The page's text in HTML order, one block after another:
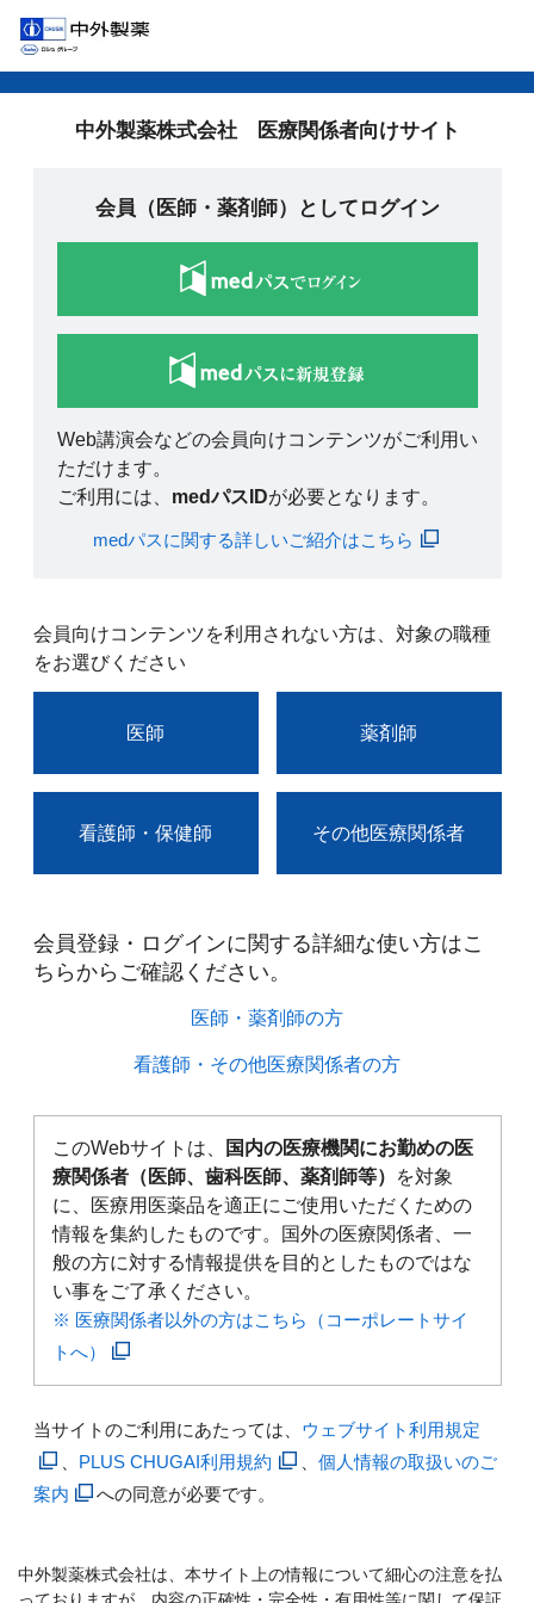
中外製薬株式会社 医療関係者向けサイト
会員（医師・薬剤師）としてログイン
Web講演会などの会員向けコンテンツがご利用い
ただけます。
ご利用には、 medパスIDが必要となります。
medパスに関する詳しいご紹介はこちら
会員向けコンテンツを利用されない方は、対象の職種
をお選びください
医師 薬剤師
看護師・保健師 その他医療関係者
会員登録・ログインに関する詳細な使い方はこ
ちらからご確認ください。​
医師・薬剤師の方​
看護師・その他医療関係者の方​
このWebサイトは、
国内の医療機関にお勤めの医
療関係者（医師、歯科医師、薬剤師等）
を対象
に、医療用医薬品を適正にご使用いただくための
情報を集約したものです。国外の医療関係者、一
般の方に対する情報提供を目的としたものではな
い事をご了承ください。
※ 医療関係者以外の方はこちら（コーポレートサイ
トへ）
当サイトのご利用にあたっては、 ウェブサイト利用規定
PLUS CHUGAI利用規約
個人情報の取扱いのご
案内
への同意が必要です。
中外製薬株式会社は、本サイト上の情報について細心の注意を払
っておりますが、内容の正確性・完全性・有用性等に関して保証